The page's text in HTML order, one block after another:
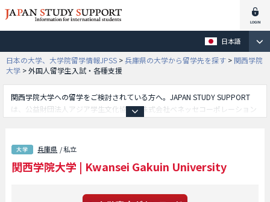
日本語
日本の大学、大学院留学情報JPSS >兵庫県の大学から留学先を探す > 関西学院
大学 >外国人留学生入試・各種支援
関西学院大学への留学をご検討されている方へ。JAPAN STUDY SUPPORT
は、公益財団法人アジア学生文化協会と株式会社ベネッセコーポレーション
や経済学部や商学部や理学部や総合政策学部や人間福祉学部や教育学部や国
際学部や工学部や生命環境学部や建築学部等、学部別の詳細情報も掲載して
いますので、関西学院大学に関する留学情報をお探しの方は是非ご利用下さ
大・専門学校情報も掲載しています。
兵庫県 / 私立
関西学院大学 | Kwansei Gakuin University